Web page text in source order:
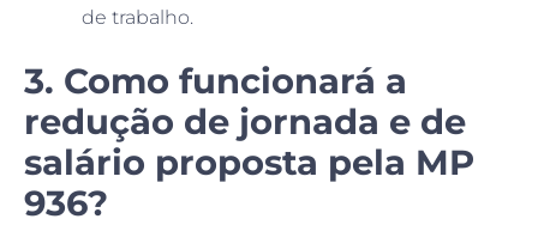
de trabalho.
3. Como funcionará a
redução de jornada e de
salário proposta pela MP
936?